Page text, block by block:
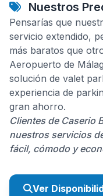
Nuestros
Pensarías que
servicio extendido,
más baratos que
Aeropuerto de
solución de valet
experiencia de
gran ahorro.
Clientes de Caserio
nuestros servicios
fácil, cómodo y
Ver